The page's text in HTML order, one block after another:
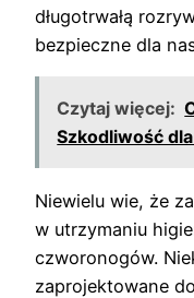
długotrwałą
bezpieczne dla
Czytaj więcej:
Szkodliwość
Niewielu wie, że
w utrzymaniu
czworonogów.
zaprojektowane